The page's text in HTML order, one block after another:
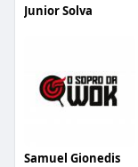
Junior Solva
Samuel Gionedis